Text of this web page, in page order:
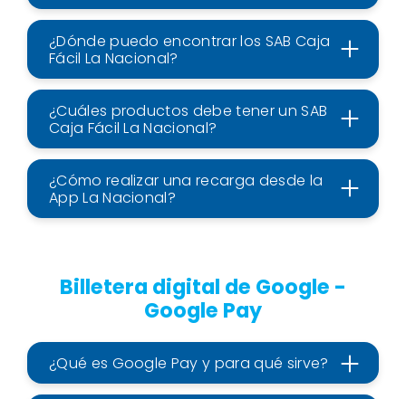
¿Dónde puedo encontrar los SAB Caja
Fácil La Nacional?
¿Cuáles productos debe tener un SAB
Caja Fácil La Nacional?
¿Cómo realizar una recarga desde la
App La Nacional?
Billetera digital de Google -
Google Pay
¿Qué es Google Pay y para qué sirve?